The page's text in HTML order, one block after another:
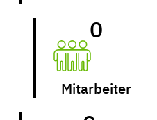
0
Mitarbeiter